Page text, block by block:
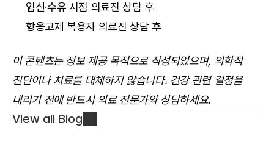
임신·수유 시점 의료진 상담 후
항응고제 복용자 의료진 상담 후
이 콘텐츠는 정보 제공 목적으로 작성되었으며, 의학적
진단이나 치료를 대체하지 않습니다. 건강 관련 결정을
내리기 전에 반드시 의료 전문가와 상담하세요.
View all Blog